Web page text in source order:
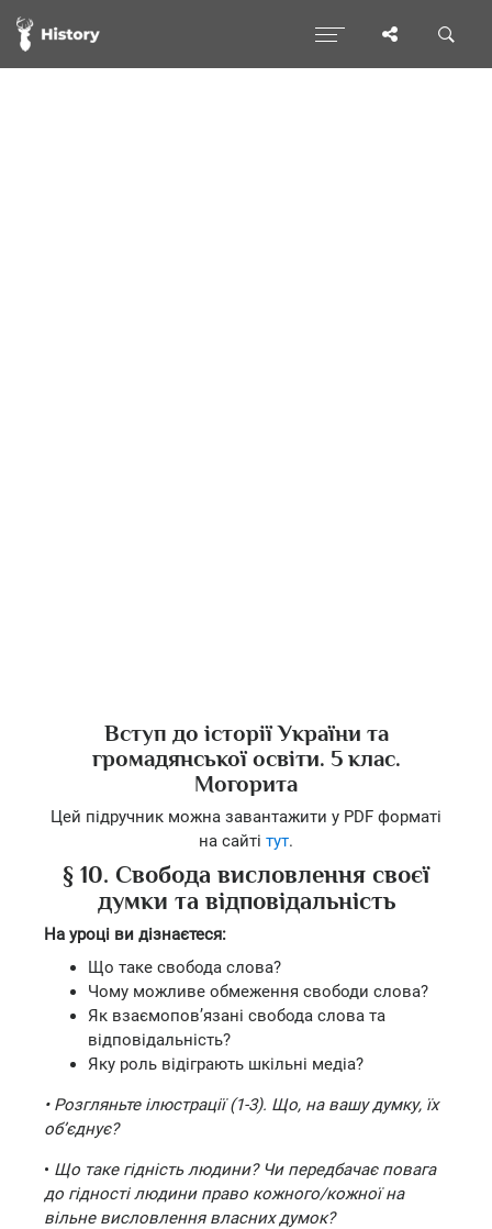
Вступ до історії України та
громадянської освіти. 5 клас.
Могорита
Цей підручник можна завантажити у PDF форматі
на сайті тут.
§ 10. Свобода висловлення своєї
думки та відповідальність
На уроці ви дізнаєтеся:
Що таке свобода слова?
Чому можливе обмеження свободи слова?
Як взаємопов’язані свобода слова та
відповідальність?
Яку роль відіграють шкільні медіа?
• Розгляньте ілюстрації (1-3). Що, на вашу думку, їх
об’єднує?
• Що таке гідність людини? Чи передбачає повага
до гідності людини право кожного/кожної на
вільне висловлення власних думок?